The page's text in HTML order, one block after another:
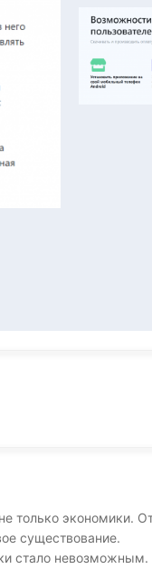
только экономики.
существование.
стало